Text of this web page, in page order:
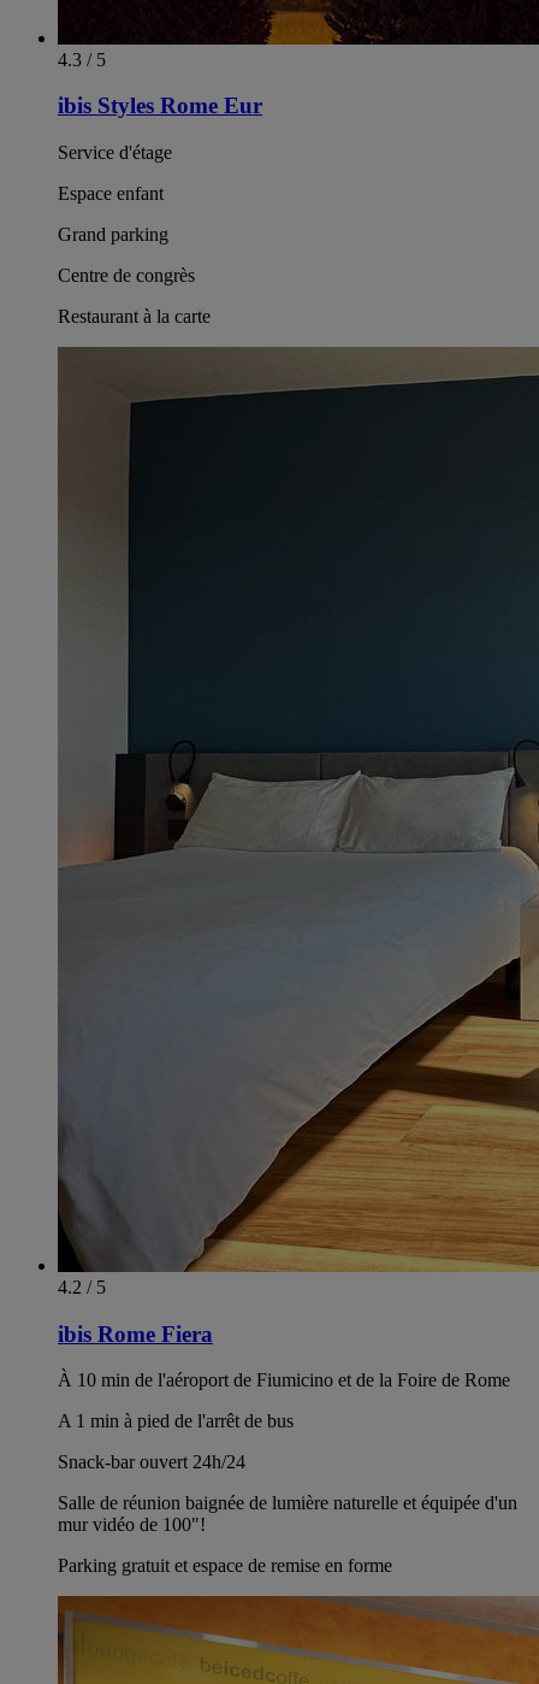
4.3 / 5
ibis Styles Rome Eur
Service d'étage
Espace enfant
Grand parking
Centre de congrès
Restaurant à la carte
4.2 / 5
ibis Rome Fiera
À 10 min de l'aéroport de Fiumicino et de la Foire de Rome
A 1 min à pied de l'arrêt de bus
Snack-bar ouvert 24h/24
Salle de réunion baignée de lumière naturelle et équipée d'un
mur vidéo de 100"!
Parking gratuit et espace de remise en forme